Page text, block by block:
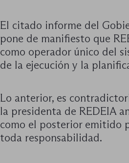
El citado informe del
pone de manifiesto que
como operador único del
de la ejecución y la
Lo anterior, es
la presidenta de REDEIA
como el posterior emitido
toda responsabilidad.